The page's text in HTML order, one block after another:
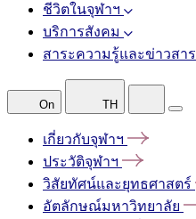
ชีวิตในจุฬาฯ
บริการสังคม
สาระความรู้และข่าวสาร
On TH
เกี่ยวกับจุฬาฯ
ประวัติจุฬาฯ
วิสัยทัศน์และยุทธศาสตร์
อัตลักษณ์มหาวิทยาลัย